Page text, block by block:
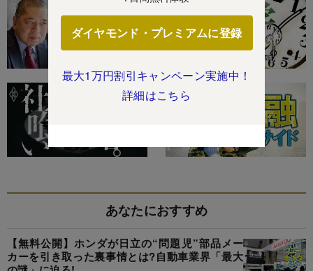
ダイヤモンド・プレミアムに登録
最大1万円割引キャンペーン実施中！
詳細はこちら
あなたにおすすめ
【無料公開】ホンダが日立の“問題児”部品メー
カーを引き取った裏事情とは?自動車業界「最大